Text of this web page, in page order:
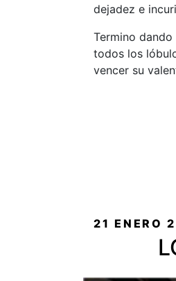
dejadez e
Termino
todos los
vencer su
21 ENERO